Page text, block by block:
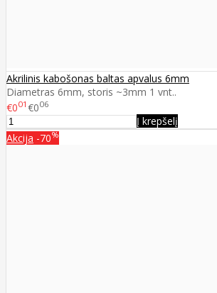
Akrilinis kabošonas baltas apvalus 6mm
Diametras 6mm, storis ~3mm 1 vnt..
€001 €006
Į krepšelį
Akcija -70%